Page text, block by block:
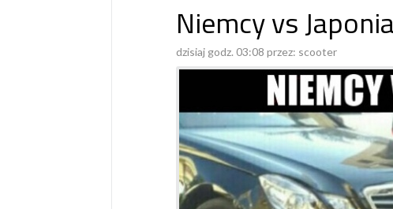
Niemcy vs Japonia
dzisiaj godz. 03:08 przez: scooter